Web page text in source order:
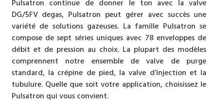
Pulsatron continue de donner le ton avec la valve
DG/5FV degas, Pulsatron peut gérer avec succès une
variété de solutions gazeuses. La famille Pulsatron se
compose de sept séries uniques avec 78 enveloppes de
débit et de pression au choix. La plupart des modèles
comprennent notre ensemble de valve de purge
standard, la crépine de pied, la valve d’injection et la
tubulure. Quelle que soit votre application, choisissez le
Pulsatron qui vous convient.